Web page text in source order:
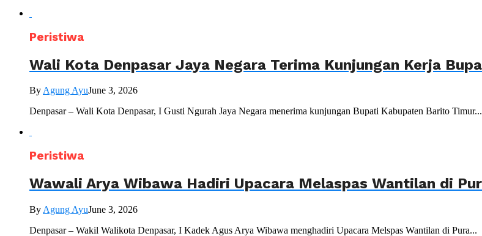
Peristiwa
Wali Kota Denpasar Jaya Negara Terima Kunjungan Kerja
ByAgung AyuJune 3, 2026
Denpasar – Wali Kota Denpasar, I Gusti Ngurah Jaya Negara menerima kunjungan Bupati Kabupaten Barito Timur...
Peristiwa
Wawali Arya Wibawa Hadiri Upacara Melaspas Wantilan di
By Agung AyuJune 3, 2026
Denpasar – Wakil Walikota Denpasar, I Kadek Agus Arya Wibawa menghadiri Upacara Melspas Wantilan di Pura...